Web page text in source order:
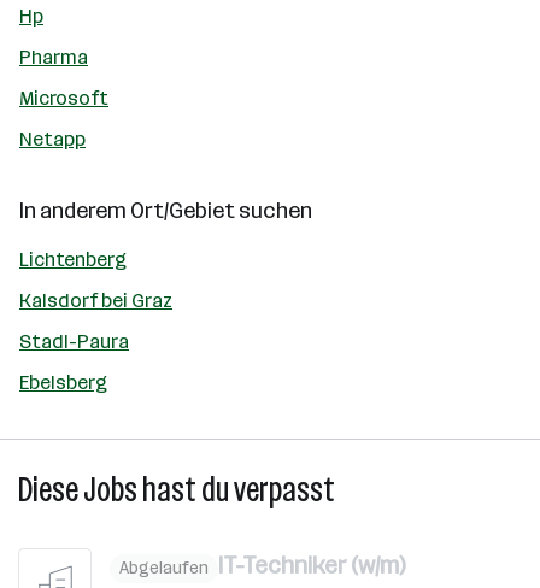
Hp
Pharma
Microsoft
Netapp
In anderem Ort/Gebiet suchen
Lichtenberg
Kalsdorf bei Graz
Stadl-Paura
Ebelsberg
Diese Jobs hast du verpasst
Abgelaufen IT-Techniker (w/m)